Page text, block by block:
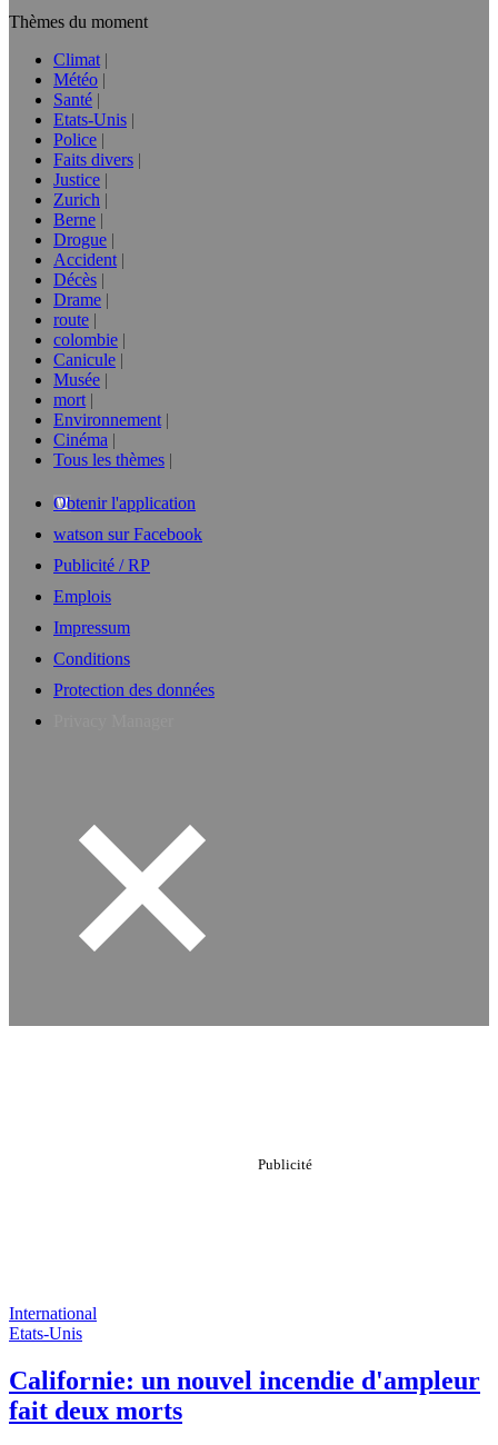
Thèmes du moment
Climat
Météo
Santé
Etats-Unis
Police
Faits divers
Justice
Zurich
Berne
Drogue
Accident
Décès
Drame
route
colombie
Canicule
Musée
mort
Environnement
Cinéma
Tous les thèmes
Obtenir l'application
watson sur Facebook
Publicité / RP
Emplois
Impressum
Conditions
Protection des données
International
Etats-Unis
Californie: un nouvel incendie d'ampleur
fait deux morts